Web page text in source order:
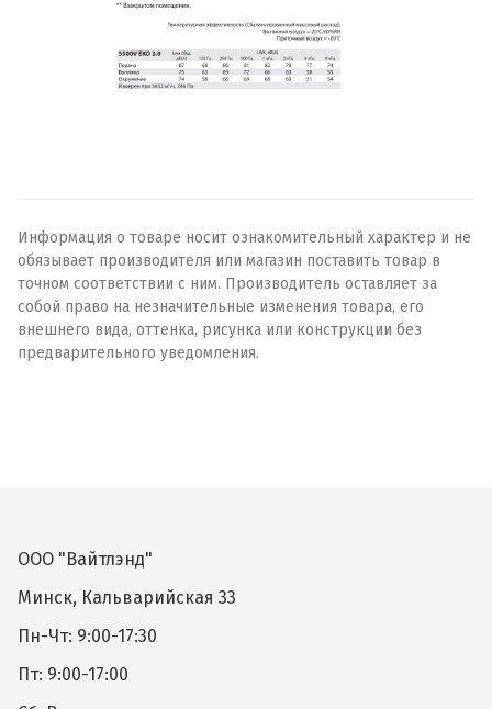
Информация о товаре носит ознакомительный характер и не
обязывает производителя или магазин поставить товар в
точном соответствии с ним. Производитель оставляет за
собой право на незначительные изменения товара, его
внешнего вида, оттенка, рисунка или конструкции без
предварительного уведомления.
ООО "Вайтлэнд"
Минск, Кальварийская 33
Пн-Чт: 9:00-17:30
Пт: 9:00-17:00